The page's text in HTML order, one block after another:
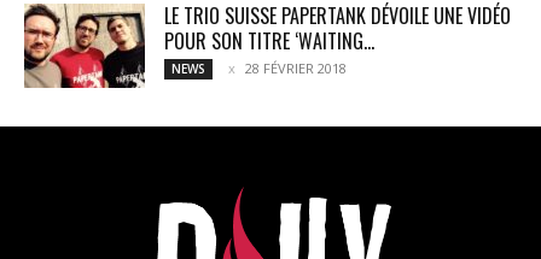
LE TRIO SUISSE PAPERTANK DÉVOILE UNE VIDÉO
POUR SON TITRE ‘WAITING...
NEWS 28 FÉVRIER 2018